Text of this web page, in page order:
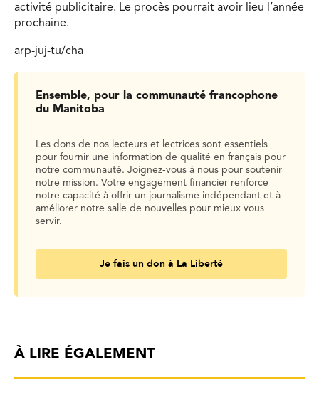
activité publicitaire. Le procès pourrait avoir lieu l’année
prochaine.
arp-juj-tu/cha
Ensemble, pour la communauté francophone
du Manitoba
Les dons de nos lecteurs et lectrices sont essentiels
pour fournir une information de qualité en français pour
notre communauté. Joignez-vous à nous pour soutenir
notre mission. Votre engagement financier renforce
notre capacité à offrir un journalisme indépendant et à
améliorer notre salle de nouvelles pour mieux vous
servir.
Je fais un don à La Liberté
À LIRE ÉGALEMENT